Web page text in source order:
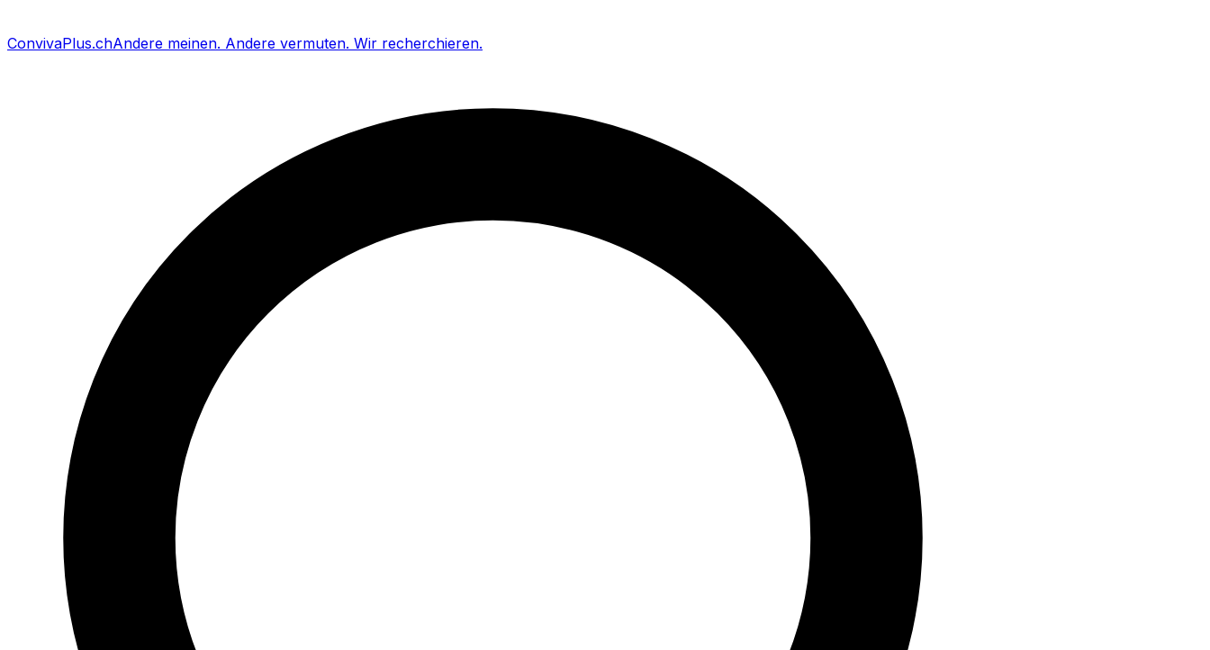
ConvivaPlus.chAndere meinen. Andere vermuten. Wir recherchieren.